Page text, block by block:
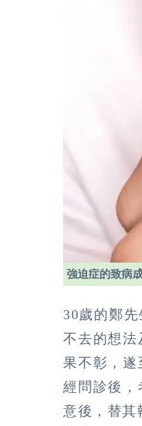
強迫症的致病
30歲的鄭
不去的想法
果不彰，遂
經問診後，
意後，替其